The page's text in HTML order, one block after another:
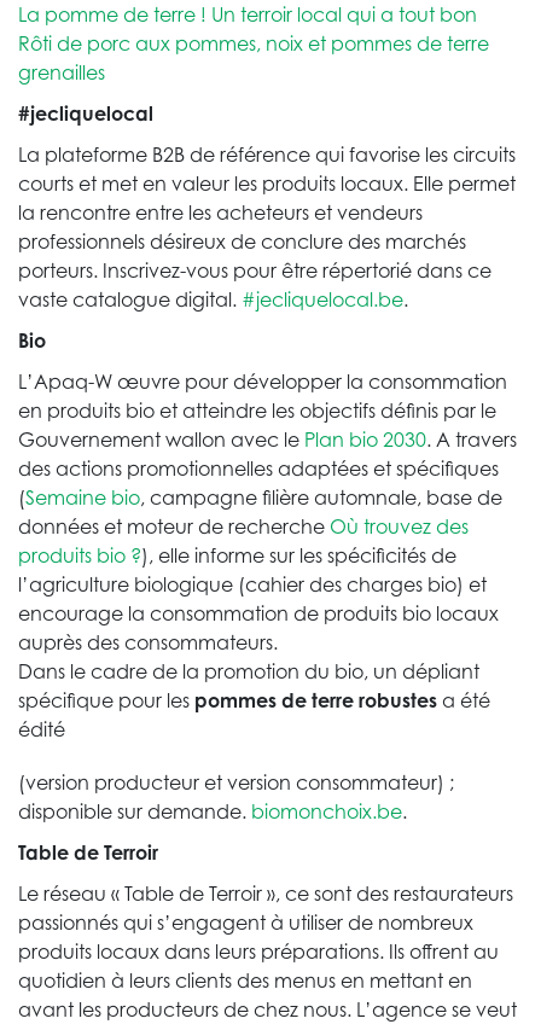
La pomme de terre ! Un terroir local qui a tout bon
Rôti de porc aux pommes, noix et pommes de terre
grenailles
#jecliquelocal
La plateforme B2B de référence qui favorise les circuits
courts et met en valeur les produits locaux. Elle permet
la rencontre entre les acheteurs et vendeurs
professionnels désireux de conclure des marchés
porteurs. Inscrivez-vous pour être répertorié dans ce
vaste catalogue digital. #jecliquelocal.be.
Bio
L’Apaq-W œuvre pour développer la consommation
en produits bio et atteindre les objectifs définis par le
Gouvernement wallon avec le Plan bio 2030. A travers
des actions promotionnelles adaptées et spécifiques
(Semaine bio, campagne filière automnale, base de
données et moteur de recherche Où trouvez des
produits bio ?), elle informe sur les spécificités de
l’agriculture biologique (cahier des charges bio) et
encourage la consommation de produits bio locaux
auprès des consommateurs.
Dans le cadre de la promotion du bio, un dépliant
spécifique pour les pommes de terre robustes a été
édité
(version producteur et version consommateur) ;
disponible sur demande. biomonchoix.be.
Table de Terroir
Le réseau « Table de Terroir », ce sont des restaurateurs
passionnés qui s’engagent à utiliser de nombreux
produits locaux dans leurs préparations. Ils offrent au
quotidien à leurs clients des menus en mettant en
avant les producteurs de chez nous. L’agence se veut